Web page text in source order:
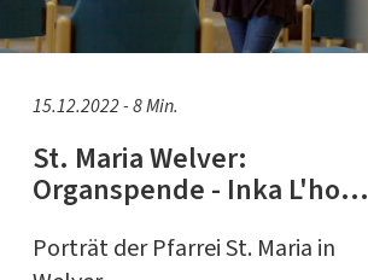
15.12.2022 - 8 Min.
St. Maria Welver:
Organspende - Inka L'hoest
Porträt der Pfarrei St. Maria in